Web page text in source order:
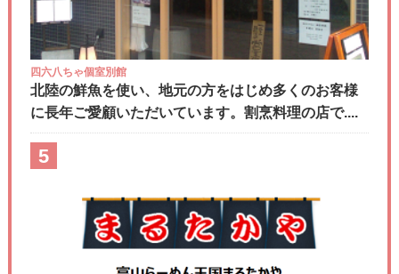
四六八ちゃ個室別館
北陸の鮮魚を使い、地元の方をはじめ多くのお客様
に長年ご愛顧いただいています。割烹料理の店で....
5